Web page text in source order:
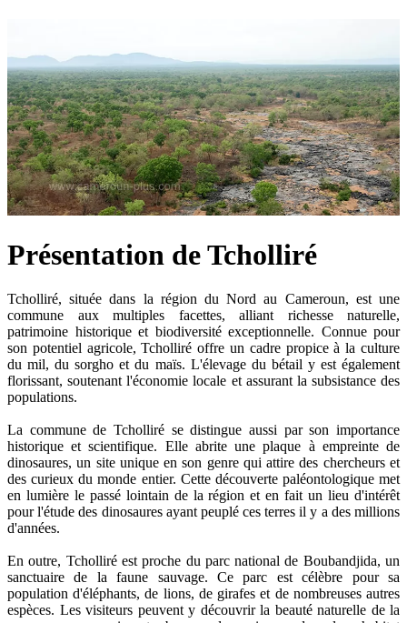
Présentation de Tcholliré
Tcholliré, située dans la région du Nord au Cameroun, est une
commune aux multiples facettes, alliant richesse naturelle,
patrimoine historique et biodiversité exceptionnelle. Connue pour
son potentiel agricole, Tcholliré offre un cadre propice à la culture
du mil, du sorgho et du maïs. L'élevage du bétail y est également
florissant, soutenant l'économie locale et assurant la subsistance des
populations.
La commune de Tcholliré se distingue aussi par son importance
historique et scientifique. Elle abrite une plaque à empreinte de
dinosaures, un site unique en son genre qui attire des chercheurs et
des curieux du monde entier. Cette découverte paléontologique met
en lumière le passé lointain de la région et en fait un lieu d'intérêt
pour l'étude des dinosaures ayant peuplé ces terres il y a des millions
d'années.
En outre, Tcholliré est proche du parc national de Boubandjida, un
sanctuaire de la faune sauvage. Ce parc est célèbre pour sa
population d'éléphants, de lions, de girafes et de nombreuses autres
espèces. Les visiteurs peuvent y découvrir la beauté naturelle de la